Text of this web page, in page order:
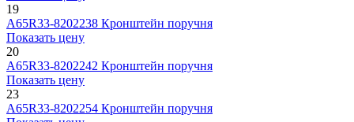
19
А65R33-8202238 Кронштейн поручня
Показать цену
20
А65R33-8202242 Кронштейн поручня
Показать цену
23
А65R33-8202254 Кронштейн поручня